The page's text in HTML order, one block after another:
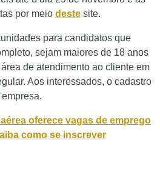
por meio deste site.
para candidatos que
sejam maiores de 18 anos
de atendimento ao cliente em
Aos interessados, o cadastro
oferece vagas de emprego
como se inscrever